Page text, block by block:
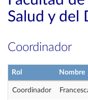
Salud y del
Coordinador
Rol Nombre
Coordinador